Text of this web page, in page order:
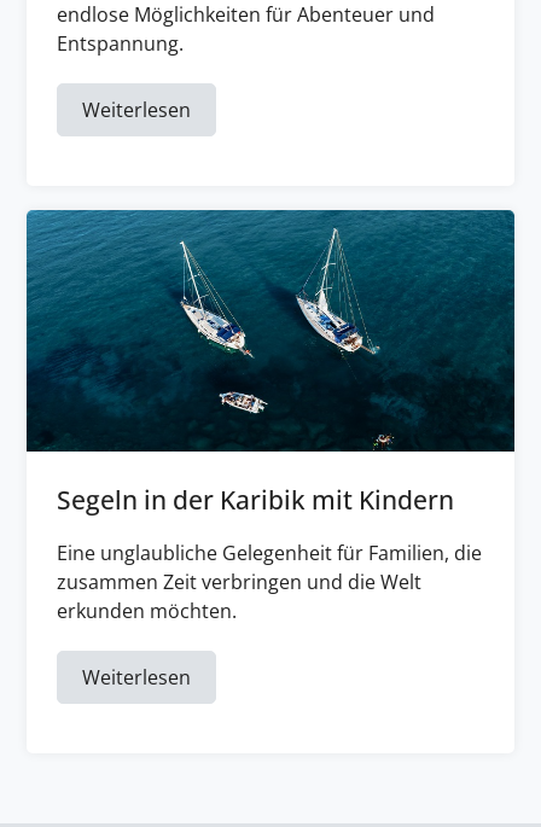
endlose Möglichkeiten für Abenteuer und
Entspannung.
Weiterlesen
Segeln in der Karibik mit Kindern
Eine unglaubliche Gelegenheit für Familien, die
zusammen Zeit verbringen und die Welt
erkunden möchten.
Weiterlesen